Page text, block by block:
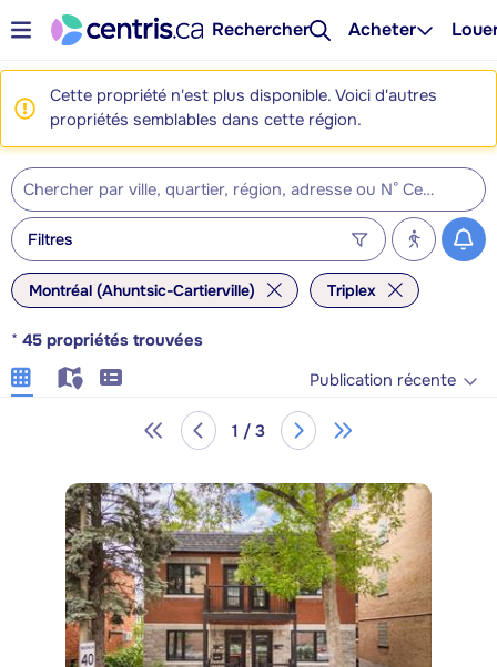
Rechercher Acheter
Cette propriété n'est plus disponible. Voici d'autres
propriétés semblables dans cette région.
Filtres
Montréal (Ahuntsic-Cartierville) Triplex
* 45 propriétés trouvées
Publication récente
1 / 3